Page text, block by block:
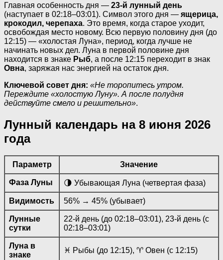
Главная особенность дня — 23-й лунный день
(наступает в 02:18–03:01). Символ этого дня — ящерица,
крокодил, черепаха. Это время, когда старое уходит,
освобождая место новому. Всю первую половину дня (до
12:15) — «холостая Луна», период, когда лучше не
начинать новых дел. Луна в первой половине дня
находится в знаке Рыб, а после 12:15 переходит в знак
Овна, заряжая нас энергией на остаток дня.
Ключевой совет дня: «Не торопитесь утром.
Переждите «холостую Луну». А после полудня
действуйте смело и решительно».
Лунный календарь на 8 июня 2026
года
Параметр Значение
Фаза Луны 🌗 Убывающая Луна (четвертая фаза)
Видимость 56% → 45% (убывает)
Лунные
сутки
22-й день (до 02:18–03:01), 23-й день (с
02:18–03:01)
Луна в
знаке
♓ Рыбы (до 12:15), ♈ Овен (с 12:15)